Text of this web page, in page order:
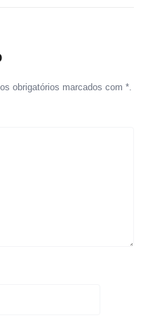
obrigatórios marcados com *.